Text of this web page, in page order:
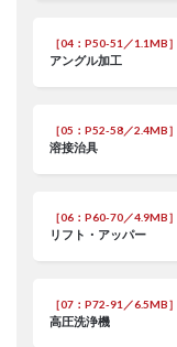
［04：P50-51／1.1MB］
アングル加工
［05：P52-58／2.4MB］
溶接治具
［06：P60-70／4.9MB］
リフト・アッパー
［07：P72-91／6.5MB］
高圧洗浄機